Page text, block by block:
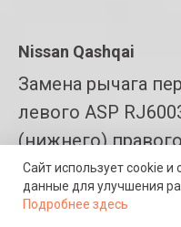
Сайт использует cookie и
данные для улучшения
Подробнее здесь
Nissan Qashqai
Замена рычага
левого ASP
(нижнего)